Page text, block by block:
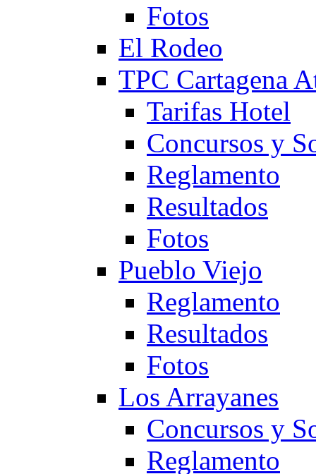
Fotos
El Rodeo
TPC Cartagena
Tarifas Hotel
Concursos y
Reglamento
Resultados
Fotos
Pueblo Viejo
Reglamento
Resultados
Fotos
Los Arrayanes
Concursos y
Reglamento